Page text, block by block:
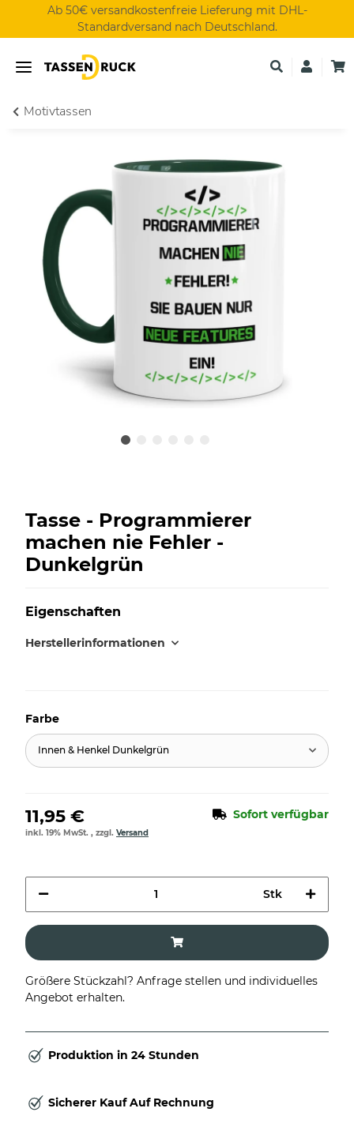
Ab 50€ versandkostenfreie Lieferung mit DHL-
Standardversand nach Deutschland.
Motivtassen
Tasse - Programmierer
machen nie Fehler -
Dunkelgrün
Eigenschaften
Herstellerinformationen
Farbe
Innen & Henkel Dunkelgrün
11,95 € Sofort verfügbar
inkl. 19% MwSt. , zzgl. Versand
Stk
Größere Stückzahl? Anfrage stellen und individuelles
Angebot erhalten.
Produktion in 24 Stunden
Sicherer Kauf Auf Rechnung